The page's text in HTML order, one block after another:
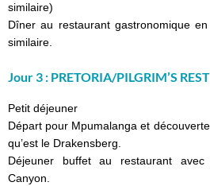
similaire)
Dîner au restaurant gastronomique
similaire.
Jour 3 : PRETORIA/PILGRIM’S REST
Petit déjeuner
Départ pour Mpumalanga et
qu’est le Drakensberg.
Déjeuner buffet au restaurant
Canyon.